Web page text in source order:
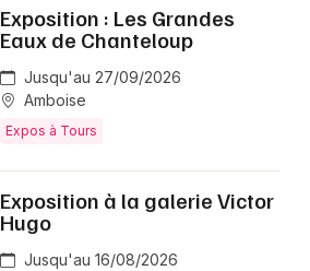
Exposition : Les Grandes
Eaux de Chanteloup ‎
Jusqu'au 27/09/2026
Amboise
Expos à Tours
Exposition à la galerie Victor
Hugo
Jusqu'au 16/08/2026